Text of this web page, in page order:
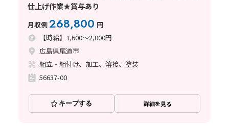
仕上げ作業★賞与あり
月収例268,800 円
【時給】1,600～2,000円
広島県尾道市
組立・組付け、加工、溶接、塗装
56637-00
キープする 詳細を見る